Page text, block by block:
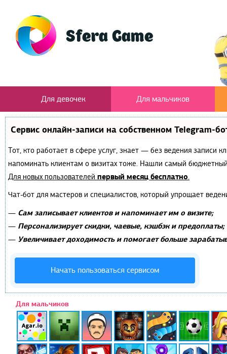
Для девочек Для мальчиков
Сервис онлайн-записи на собственном Telegram-
Тот, кто работает в сфере услуг, знает — без ведения записи
напоминать клиентам о визитах тоже. Нашли самый
Для новых пользователей первый месяц бесплатно.
Чат-бот для мастеров и специалистов, который упрощает
— Сам записывает клиентов и напоминает им о визите;
— Персонализирует скидки, чаевые, кэшбэк и предоплаты;
— Увеличивает доходимость и помогает больше
Начать пользоваться сервисом
Для мальчиков